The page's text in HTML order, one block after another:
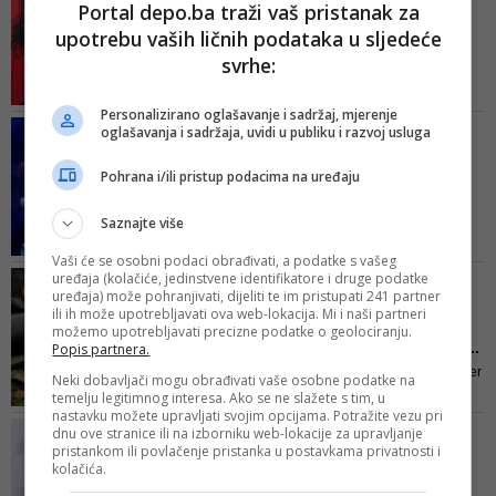
a njemačka vlada se želi tome
energičnije suprotstaviti. Srbija u
tome dobiva ključnu ulogu,
'EU bi bila sigurnija sa
zemljama Zapadnog
Zapadnog Balkana ubrzana je
nakon napada Rusije na Ukrajinu
bi ovi događaji mogli imati po ovu,
NJEMAČKI KANCELAR U
Scholz prvi put nakon
ukrajinskog predsjednika
Volodimira Zelenskog da se
pridruži EU, kancelar je rekao da
će sada najprije na dnevnom
država Zapadnog Balkana, barem
onih koji "ozbiljno rade na tome"
'PREKO NOĆI' SVE SE IZ
KORIJENA PROMIJENILO
Njemački preokret: Šalju
oružje Ukrajini, naoružav...
Konzervativni dnevnik Frankfurter
Allgemeine Zeitung (FAZ)
konstatirao je da je Scholzova
vlada prva njemačka vlada koja je
shvatila kako treba razgovarati s
NJEMAČKI KANCELAR NA
PRES-KONFERENCIJI
Portal depo.ba traži vaš pristanak za
upotrebu vaših ličnih podataka u sljedeće
svrhe:
Personalizirano oglašavanje i sadržaj, mjerenje
oglašavanja i sadržaja, uvidi u publiku i razvoj usluga
Pohrana i/ili pristup podacima na uređaju
Saznajte više
Vaši će se osobni podaci obrađivati, a podatke s vašeg
uređaja (kolačiće, jedinstvene identifikatore i druge podatke
uređaja) može pohranjivati, dijeliti te im pristupati 241 partner
ili ih može upotrebljavati ova web-lokacija. Mi i naši partneri
možemo upotrebljavati precizne podatke o geolociranju.
Popis partnera.
Neki dobavljači mogu obrađivati vaše osobne podatke na
temelju legitimnog interesa. Ako se ne slažete s tim, u
nastavku možete upravljati svojim opcijama. Potražite vezu pri
dnu ove stranice ili na izborniku web-lokacije za upravljanje
pristankom ili povlačenje pristanka u postavkama privatnosti i
kolačića.